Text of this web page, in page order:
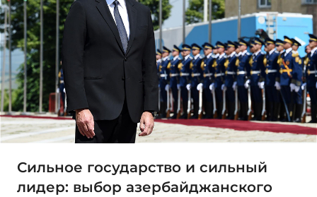
Сильное государство и сильный
лидер: выбор азербайджанского